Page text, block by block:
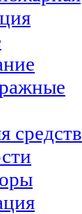
средств